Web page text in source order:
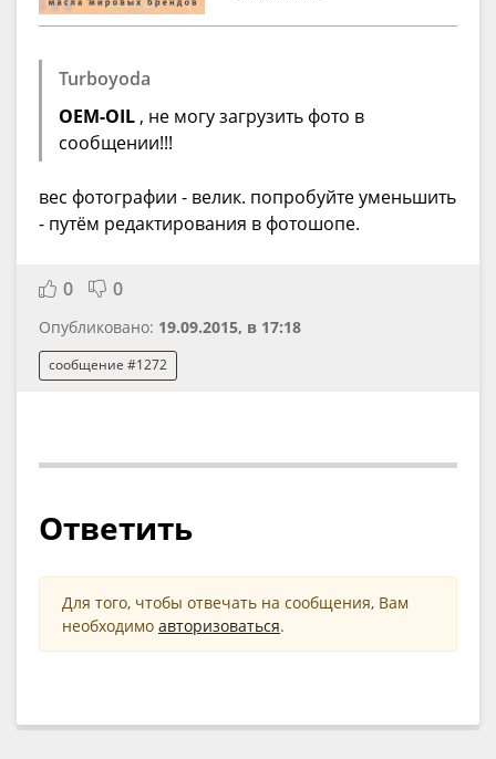
Turboyoda
OEM-OIL, не могу загрузить фото в
сообщении!!!
вес фотографии - велик. попробуйте уменьшить
- путём редактирования в фотошопе.
0 0
Опубликовано: 19.09.2015, в 17:18
сообщение #1272
Ответить
Для того, чтобы отвечать на сообщения, Вам
необходимо авторизоваться.